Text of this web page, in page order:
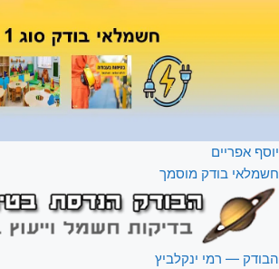
יוסף אפריים
חשמלאי בודק מוסמך
הבודק — רמי ינקלביץ